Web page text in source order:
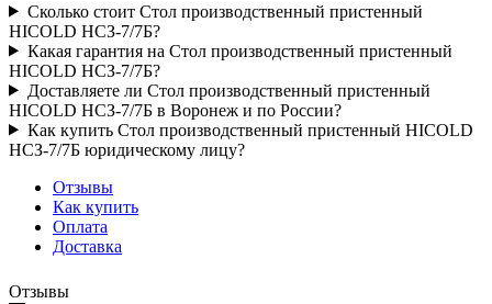
Сколько стоит Стол производственный пристенный
HICOLD НСЗ-7/7Б?
Какая гарантия на Стол производственный пристенный
HICOLD НСЗ-7/7Б?
Доставляете ли Стол производственный пристенный
HICOLD НСЗ-7/7Б в Воронеж и по России?
Как купить Стол производственный пристенный HICOLD
НСЗ-7/7Б юридическому лицу?
Отзывы
Как купить
Оплата
Доставка
Отзывы